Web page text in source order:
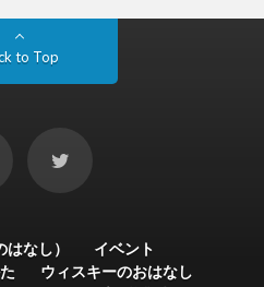
to Top
なし）
イベント
ウィスキーのおはなし